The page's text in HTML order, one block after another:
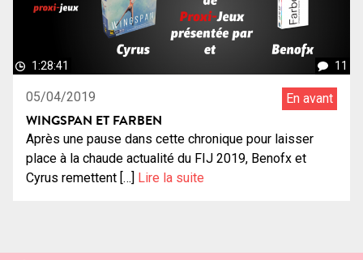
1:28:41 11
05/04/2019 En avant
WINGSPAN ET FARBEN
Après une pause dans cette chronique pour laisser
place à la chaude actualité du FIJ 2019, Benofx et
Cyrus remettent […] Lire la suite